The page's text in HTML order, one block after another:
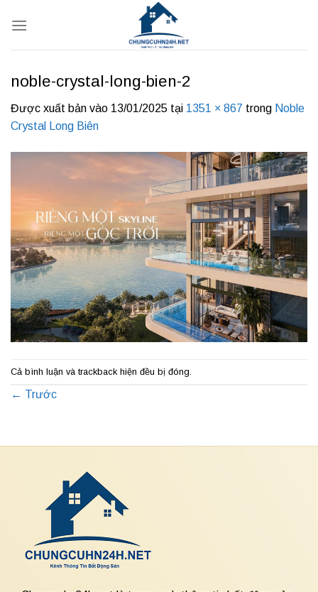
qua
noble-crystal-long-bien-2
Được xuất bản vào 13/01/2025 tại 1351 × 867 trong Noble
Crystal Long Biên
Cả bình luận và trackback hiện đều bị đóng.
← Trước